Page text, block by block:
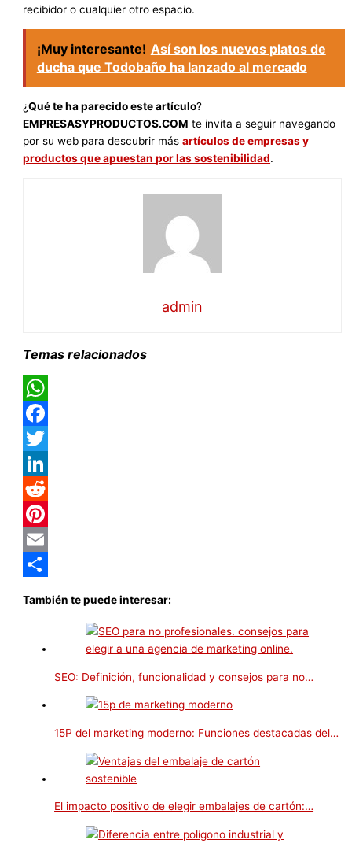
recibidor o cualquier otro espacio.
¡Muy interesante! Así son los nuevos platos de
ducha que Todobaño ha lanzado al mercado
¿Qué te ha parecido este artículo?
EMPRESASYPRODUCTOS.COM te invita a seguir navegando
por su web para descubrir másartículos de empresas y
productos que apuestan por las sostenibilidad.
admin
Temas relacionados
WhatsApp
Facebook
Twitter
LinkedIn
Reddit
Pinterest
Email
También te puede interesar:
SEO: Definición, funcionalidad y consejos para no…
15P del marketing moderno: Funciones destacadas del…
El impacto positivo de elegir embalajes de cartón:…